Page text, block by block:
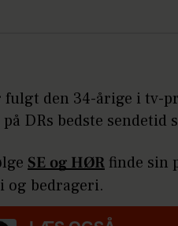
fulgt den 34-årige i tv-
DRs bedste
SE og HØR finde sin
bedrageri.